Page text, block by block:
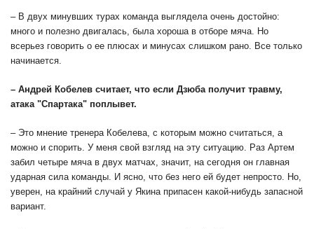
– В двух минувших турах команда выглядела очень достойно:
много и полезно двигалась, была хороша в отборе мяча. Но
всерьез говорить о ее плюсах и минусах слишком рано. Все только
начинается.
– Андрей Кобелев считает, что если Дзюба получит травму,
атака "Спартака" поплывет.
– Это мнение тренера Кобелева, с которым можно считаться, а
можно и спорить. У меня свой взгляд на эту ситуацию. Раз Артем
забил четыре мяча в двух матчах, значит, на сегодня он главная
ударная сила команды. И ясно, что без него ей будет непросто. Но,
уверен, на крайний случай у Якина припасен какой-нибудь запасной
вариант.